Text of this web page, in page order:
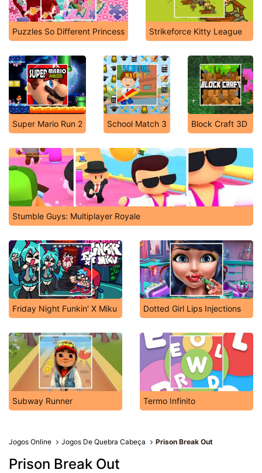
Puzzles So Different Princess Strikeforce Kitty League
Super Mario Run 2 School Match 3 Block Craft 3D
Stumble Guys: Multiplayer Royale
Friday Night Funkin' X Miku Dotted Girl Lips Injections
Subway Runner Termo Infinito
Jogos Online Jogos De Quebra Cabeça Prison Break Out
Prison Break Out